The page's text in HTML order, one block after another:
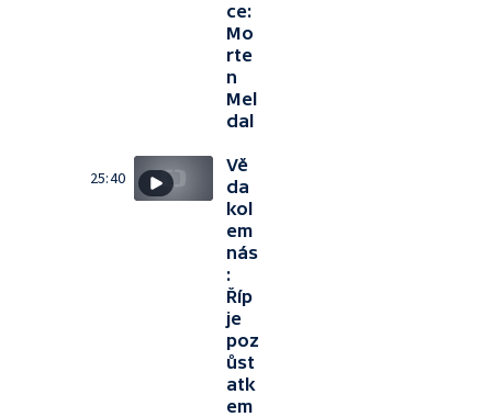
ce:
Mo
rte
n
Mel
dal
25:40
Vě
da
kol
em
nás
:
Říp
je
poz
ůst
atk
em